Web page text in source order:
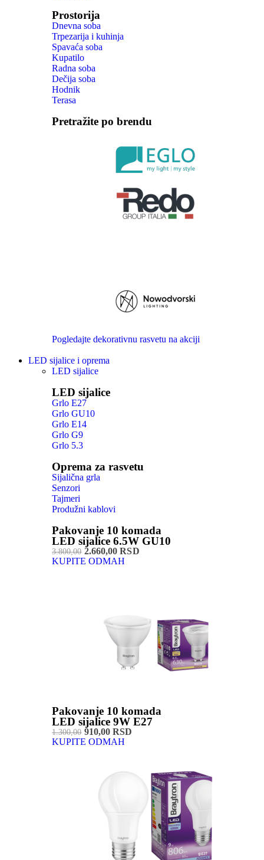
Prostorija
Dnevna soba
Trpezarija i kuhinja
Spavaća soba
Kupatilo
Radna soba
Dečija soba
Hodnik
Terasa
Pretražite po brendu
Pogledajte dekorativnu rasvetu na akciji
LED sijalice i oprema
LED sijalice
LED sijalice
Grlo E27
Grlo GU10
Grlo E14
Grlo G9
Grlo 5.3
Oprema za rasvetu
Sijalična grla
Senzori
Tajmeri
Produžni kablovi
Pakovanje 10 komada
LED sijalice 6.5W GU10
3.800,002.660,00 RSD
KUPITE ODMAH
Pakovanje 10 komada
LED sijalice 9W E27
1.300,00910,00 RSD
KUPITE ODMAH